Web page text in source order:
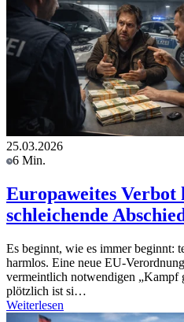
25.03.2026
6 Min.
Europaweites Verbot
schleichende
Es beginnt, wie es immer beginnt:
harmlos. Eine neue EU-
vermeintlich notwendigen „Kampf
plötzlich ist si…
Weiterlesen